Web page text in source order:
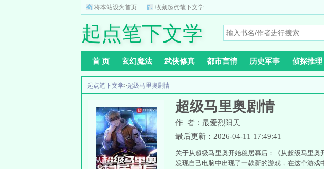
将本站设为首页 收藏起点笔下文学
起点笔下文学
首 页 玄幻魔法 武侠修真 都市言情 历史军事 侦探推理
起点笔下文学>超级马里奥剧情
超级马里奥剧情
作 者：最爱烈阳天
最后更新：2026-04-11 17:49:41
关于从超级马里奥开始稳居幕后：《从超级马里
发现自己电脑中出现了一款新的游戏，在这个游